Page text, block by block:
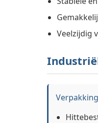
Veelzijdig